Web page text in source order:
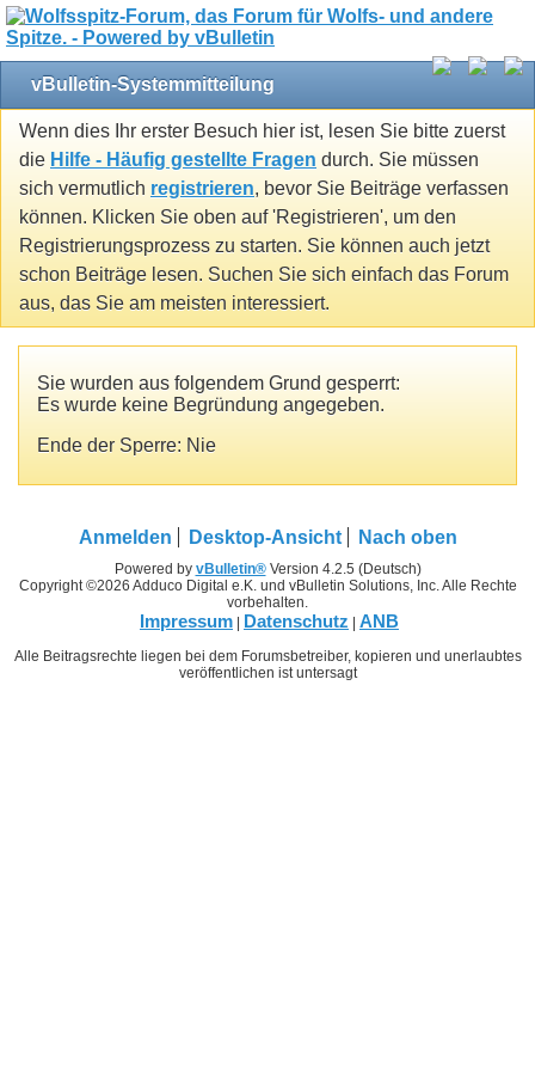
vBulletin-Systemmitteilung
Wenn dies Ihr erster Besuch hier ist, lesen Sie bitte zuerst
die Hilfe - Häufig gestellte Fragen durch. Sie müssen
sich vermutlich registrieren, bevor Sie Beiträge verfassen
können. Klicken Sie oben auf 'Registrieren', um den
Registrierungsprozess zu starten. Sie können auch jetzt
schon Beiträge lesen. Suchen Sie sich einfach das Forum
aus, das Sie am meisten interessiert.
Sie wurden aus folgendem Grund gesperrt:
Es wurde keine Begründung angegeben.
Ende der Sperre: Nie
Anmelden Desktop-Ansicht Nach oben
Powered by vBulletin®Version 4.2.5 (Deutsch)
Copyright ©2026 Adduco Digital e.K. und vBulletin Solutions, Inc. Alle Rechte
vorbehalten.
Impressum | Datenschutz | ANB
Alle Beitragsrechte liegen bei dem Forumsbetreiber, kopieren und unerlaubtes
veröffentlichen ist untersagt